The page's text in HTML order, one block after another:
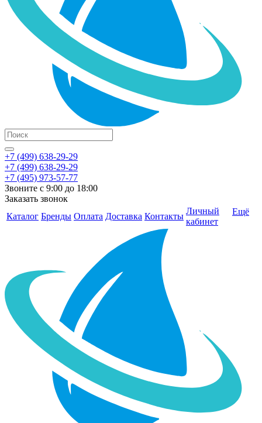
+7 (499) 638-29-29
+7 (499) 638-29-29
+7 (495) 973-57-77
Звоните с 9:00 до 18:00
Заказать звонок
Каталог Бренды Оплата Доставка Контакты
Личный
кабинет
Ещё